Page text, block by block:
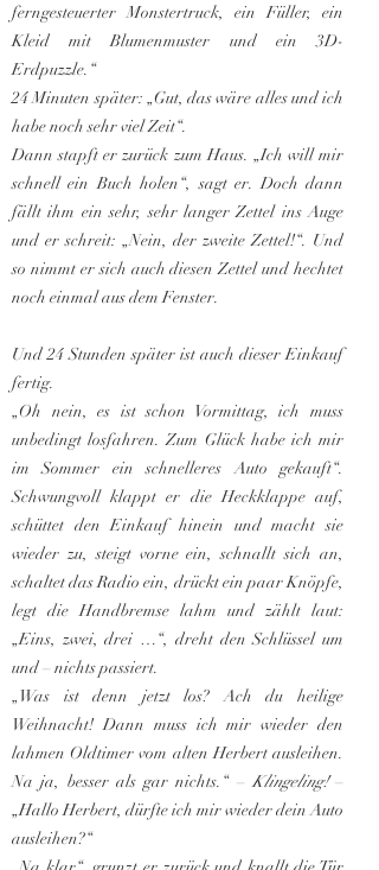
ferngesteuerter Monstertruck, ein Füller, ein
Kleid mit Blumenmuster und ein 3D-
Erdpuzzle.“
24 Minuten später: „Gut, das wäre alles und ich
habe noch sehr viel Zeit“.
Dann stapft er zurück zum Haus. „Ich will mir
schnell ein Buch holen“, sagt er. Doch dann
fällt ihm ein sehr, sehr langer Zettel ins Auge
und er schreit: „Nein, der zweite Zettel!“. Und
so nimmt er sich auch diesen Zettel und hechtet
noch einmal aus dem Fenster.
Und 24 Stunden später ist auch dieser Einkauf
fertig.
„Oh nein, es ist schon Vormittag, ich muss
unbedingt losfahren. Zum Glück habe ich mir
im Sommer ein schnelleres Auto gekauft“.
Schwungvoll klappt er die Heckklappe auf,
schüttet den Einkauf hinein und macht sie
wieder zu, steigt vorne ein, schnallt sich an,
schaltet das Radio ein, drückt ein paar Knöpfe,
legt die Handbremse lahm und zählt laut:
„Eins, zwei, drei …“, dreht den Schlüssel um
und – nichts passiert.
„Was ist denn jetzt los? Ach du heilige
Weihnacht! Dann muss ich mir wieder den
lahmen Oldtimer vom alten Herbert ausleihen.
Na ja, besser als gar nichts.“ –Klingeling!–
„Hallo Herbert, dürfte ich mir wieder dein Auto
ausleihen?“